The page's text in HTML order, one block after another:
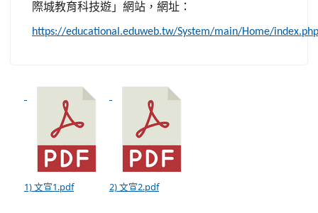
際城教育科技遊」網站，網址：
https://educational.eduweb.tw/System/main/Home/index.php
1) 文宣1.pdf 2) 文宣2.pdf